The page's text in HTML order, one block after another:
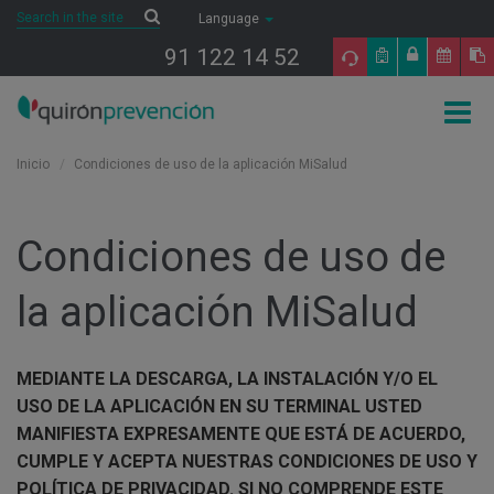
Saltar al contenido
Search SearchLanguage
91 122 14 52
Inicio Condiciones de uso de la aplicación MiSalud
Condiciones de uso de
la aplicación MiSalud
MEDIANTE LA DESCARGA, LA INSTALACIÓN Y/O EL
USO DE LA APLICACIÓN EN SU TERMINAL USTED
MANIFIESTA EXPRESAMENTE QUE ESTÁ DE ACUERDO,
CUMPLE Y ACEPTA NUESTRAS CONDICIONES DE USO Y
POLÍTICA DE PRIVACIDAD. SI NO COMPRENDE ESTE